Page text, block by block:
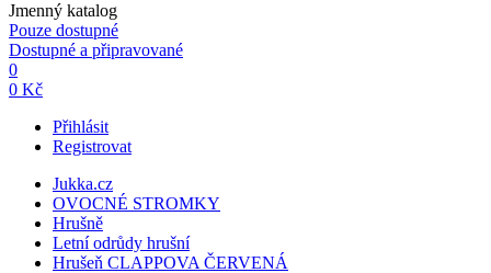
Jmenný katalog
Pouze dostupné
Dostupné a připravované
0
0 Kč
Přihlásit
Registrovat
Jukka.cz
OVOCNÉ STROMKY
Hrušně
Letní odrůdy hrušní
Hrušeň CLAPPOVA ČERVENÁ